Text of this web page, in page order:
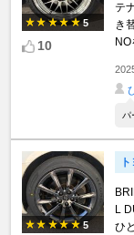
5
10
テ
き
パ
5
L
ひ